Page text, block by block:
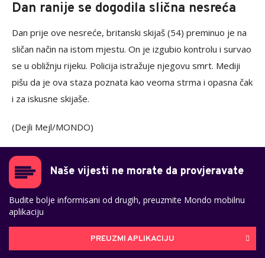
Dan ranije se dogodila slična nesreća
Dan prije ove nesreće, britanski skijaš (54) preminuo je na
sličan način na istom mjestu. On je izgubio kontrolu i survao
se u obližnju rijeku. Policija istražuje njegovu smrt. Mediji
pišu da je ova staza poznata kao veoma strma i opasna čak
i za iskusne skijaše.
(Dejli Mejl/MONDO)
Naše vijesti ne morate da provjeravate
Budite bolje informisani od drugih, preuzmite Mondo mobilnu
aplikaciju
PREUZMI APLIKACIJU